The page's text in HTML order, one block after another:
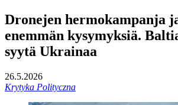
Dronejen hermokampanja
enemmän kysymyksiä.
syytä Ukrainaa
26.5.2026
Krytyka Polityczna